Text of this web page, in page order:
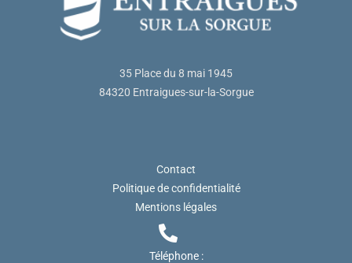
35 Place du 8 mai 1945
84320 Entraigues-sur-la-Sorgue
Contact
Politique de confidentialité
Mentions légales
Téléphone :